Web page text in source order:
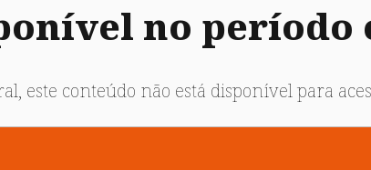
no
este conteúdo não está disponível para